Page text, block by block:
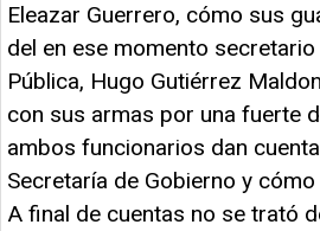
Eleazar Guerrero, cómo sus
del en ese momento
Pública, Hugo Gutiérrez
con sus armas por una fuerte
ambos funcionarios dan
Secretaría de Gobierno y
A final de cuentas no se trató